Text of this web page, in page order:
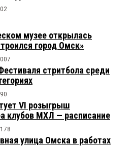
музее открылась
город Омск»
стритбола среди
VI розыгрыш
клубов МХЛ — расписание
улица Омска в работах